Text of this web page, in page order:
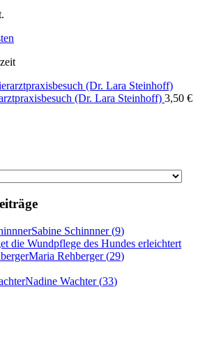
(Dr. Lara Steinhoff) 3,50 €
Sabine Schinnner(9)
die Wundpflege des Hundes erleichtert
Maria Rehberger(29)
Nadine Wachter(33)